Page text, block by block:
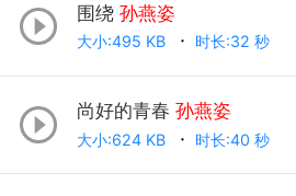
围绕 孙燕姿
大小:495 KB 时长:32 秒
尚好的青春 孙燕姿
大小:624 KB 时长:40 秒